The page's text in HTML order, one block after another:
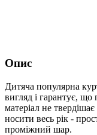
Опис
Дитяча популярна
вигляд і гарантує,
матеріал не
носити весь рік -
проміжний шар.